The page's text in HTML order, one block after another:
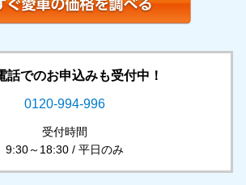
話でのお申込みも受付中！
0120-994-996
受付時間
9:30～18:30 / 平日のみ